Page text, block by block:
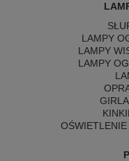
LAMPY
LAMPY
LAMPY